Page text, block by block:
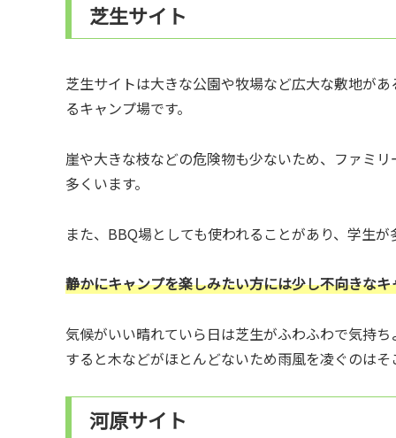
芝生サイト
芝生サイトは大きな公園や牧場など広大な敷地が
るキャンプ場です。
崖や大きな枝などの危険物も少ないため、ファミ
多くいます。
また、BBQ場としても使われることがあり、学生
静かにキャンプを楽しみたい方には少し不向きなキ
気候がいい晴れていら日は芝生がふわふわで気持
すると木などがほとんどないため雨風を凌ぐのは
河原サイト